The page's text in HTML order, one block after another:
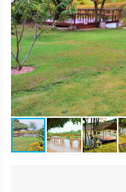
ค้นจากแผนที่
ค้นแบบละเอียด
ท์
ห้อง
พัก
ราย
เดือน
ห้อง